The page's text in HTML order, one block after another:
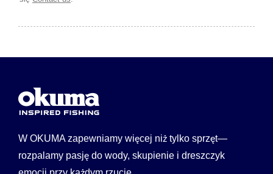
W OKUMA zapewniamy więcej niż tylko sprzęt—
rozpalamy pasję do wody, skupienie i dreszczyk